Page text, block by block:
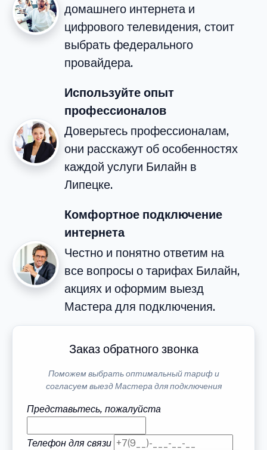
домашнего интернета и
цифрового телевидения, стоит
выбрать федерального
провайдера.
Используйте опыт
профессионалов
Доверьтесь профессионалам,
они расскажут об особенностях
каждой услуги Билайн в
Липецке.
Комфортное подключение
интернета
Честно и понятно ответим на
все вопросы о тарифах Билайн,
акциях и оформим выезд
Мастера для подключения.
Заказ обратного звонка
Поможем выбрать оптимальный тариф и
согласуем выезд Мастера для подключения
Представьтесь, пожалуйста
Телефон для связи